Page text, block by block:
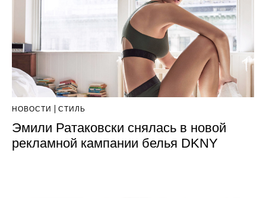
НОВОСТИ СТИЛЬ
Эмили Ратаковски снялась в новой
рекламной кампании белья DKNY